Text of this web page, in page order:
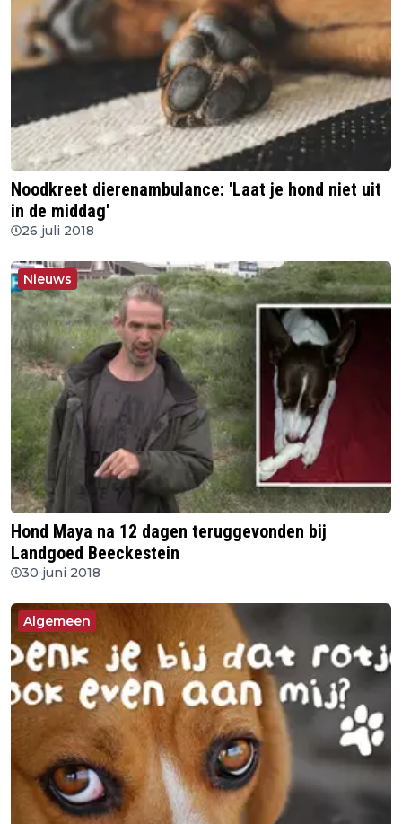
Noodkreet dierenambulance: 'Laat je hond niet uit
in de middag'
26 juli 2018
Nieuws
Hond Maya na 12 dagen teruggevonden bij
Landgoed Beeckestein
30 juni 2018
Algemeen